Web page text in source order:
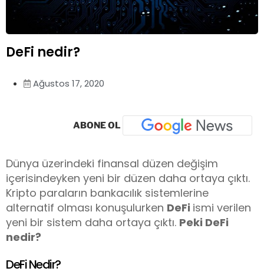
DeFi nedir?
Ağustos 17, 2020
ABONE OL
Dünya üzerindeki finansal düzen değişim
içerisindeyken yeni bir düzen daha ortaya çıktı.
Kripto paraların bankacılık sistemlerine
alternatif olması konuşulurken DeFi ismi verilen
yeni bir sistem daha ortaya çıktı. Peki DeFi
nedir?
DeFi Nedir?